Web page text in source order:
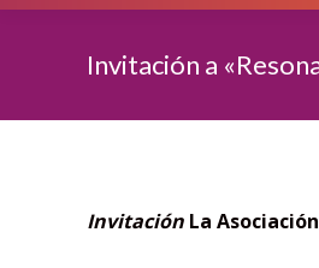
Invitación a
Invitación La